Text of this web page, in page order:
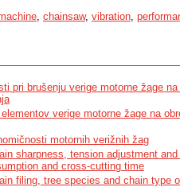
using an industrially sharpened
chainsaw, vibration
pri brušenju verige motorne žage
verige motorne žage na
motornih verižnih žag
sharpness, tension adjustment
and cross-cutting time
filing, tree species and chain type